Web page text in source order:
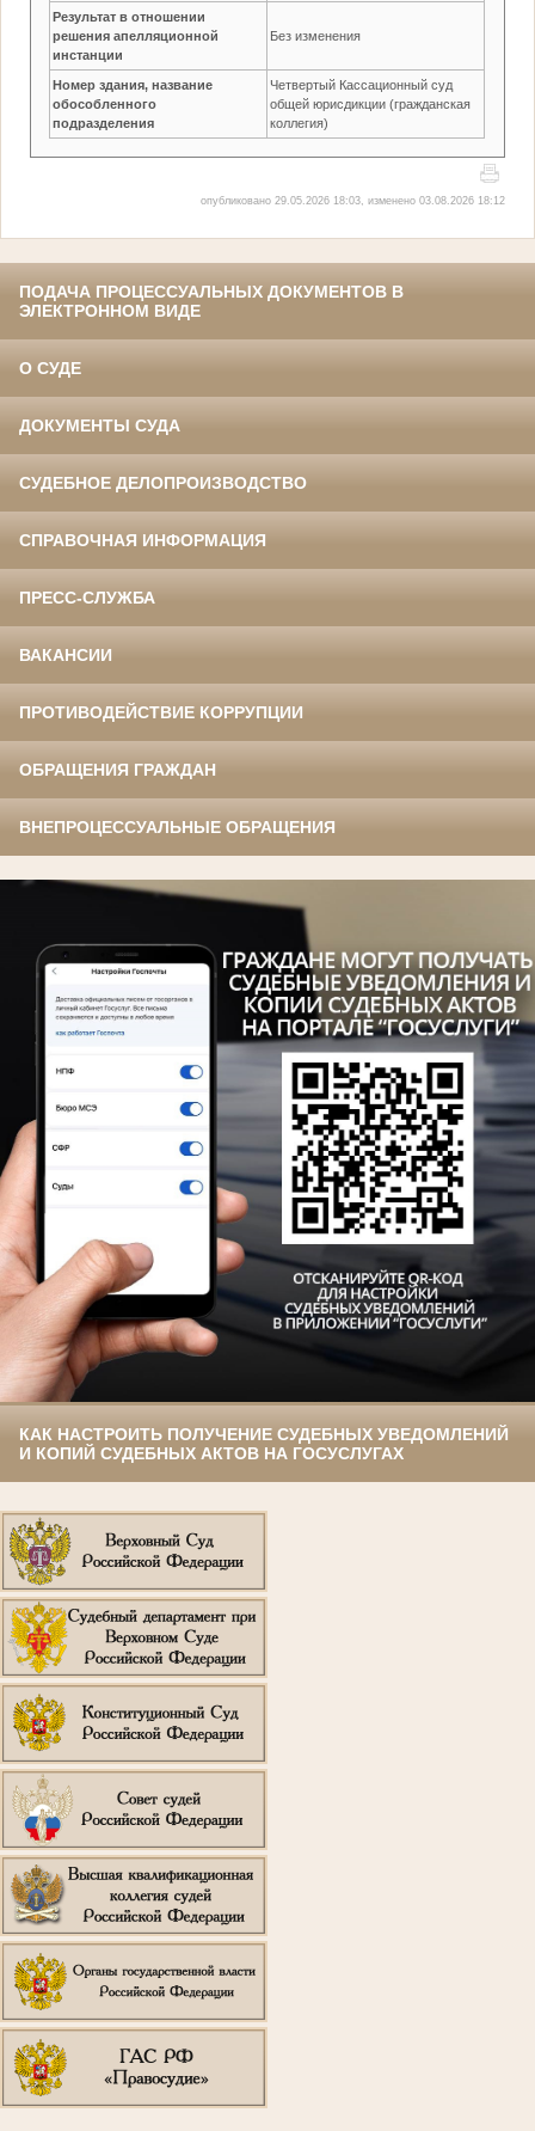
Результат в отношении
решения апелляционной
инстанции
Без изменения
Номер здания, название
обособленного
подразделения
Четвертый Кассационный суд
общей юрисдикции (гражданская
коллегия)
опубликовано 29.05.2026 18:03, изменено 03.08.2026 18:12
ПОДАЧА ПРОЦЕССУАЛЬНЫХ ДОКУМЕНТОВ В
ЭЛЕКТРОННОМ ВИДЕ
О СУДЕ
ДОКУМЕНТЫ СУДА
СУДЕБНОЕ ДЕЛОПРОИЗВОДСТВО
СПРАВОЧНАЯ ИНФОРМАЦИЯ
ПРЕСС-СЛУЖБА
ВАКАНСИИ
ПРОТИВОДЕЙСТВИЕ КОРРУПЦИИ
ОБРАЩЕНИЯ ГРАЖДАН
ВНЕПРОЦЕССУАЛЬНЫЕ ОБРАЩЕНИЯ
КАК НАСТРОИТЬ ПОЛУЧЕНИЕ СУДЕБНЫХ УВЕДОМЛЕНИЙ
И КОПИЙ СУДЕБНЫХ АКТОВ НА ГОСУСЛУГАХ